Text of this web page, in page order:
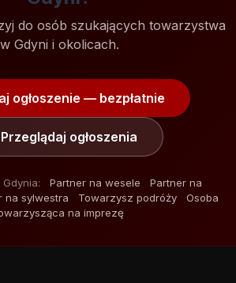
do osób szukających towarzystwa
w Gdyni i okolicach.
ogłoszenie — bezpłatnie
Przeglądaj ogłoszenia
Partner na wesele
Partner na
na sylwestra Towarzysz podróży
Osoba
na imprezę